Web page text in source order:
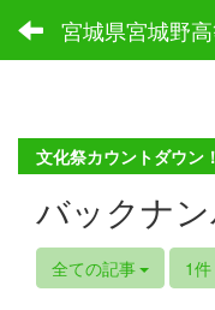
宮城県宮城野
文化祭カウントダウン！
バックナ
全ての記事 1件